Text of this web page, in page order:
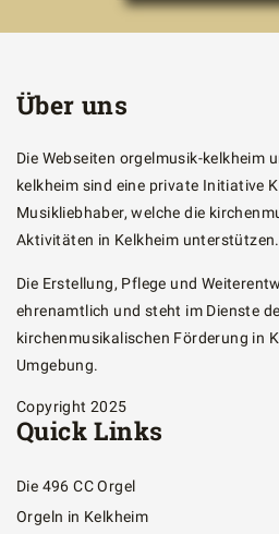
Über uns
Die Webseiten orgelmusik-kelkheim
kelkheim sind eine private Initiative
Musikliebhaber, welche die
Aktivitäten in Kelkheim unterstützen.
Die Erstellung, Pflege und
ehrenamtlich und steht im Dienste
kirchenmusikalischen Förderung in
Umgebung.
Copyright 2025
Quick Links
Die 496 CC Orgel
Orgeln in Kelkheim